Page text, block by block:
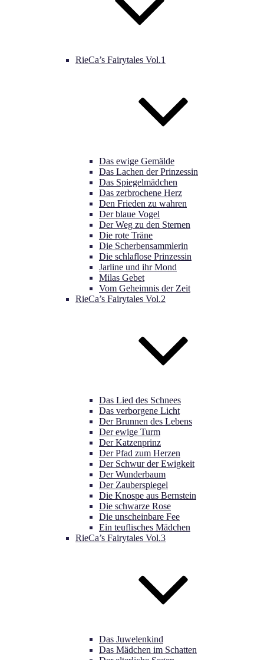
RieCa’s Fairytales Vol.1
Das ewige Gemälde
Das Lachen der Prinzessin
Das Spiegelmädchen
Das zerbrochene Herz
Den Frieden zu wahren
Der blaue Vogel
Der Weg zu den Sternen
Die rote Träne
Die Scherbensammlerin
Die schlaflose Prinzessin
Jarline und ihr Mond
Milas Gebet
Vom Geheimnis der Zeit
RieCa’s Fairytales Vol.2
Das Lied des Schnees
Das verborgene Licht
Der Brunnen des Lebens
Der ewige Turm
Der Katzenprinz
Der Pfad zum Herzen
Der Schwur der Ewigkeit
Der Wunderbaum
Der Zauberspiegel
Die Knospe aus Bernstein
Die schwarze Rose
Die unscheinbare Fee
Ein teuflisches Mädchen
RieCa’s Fairytales Vol.3
Das Juwelenkind
Das Mädchen im Schatten